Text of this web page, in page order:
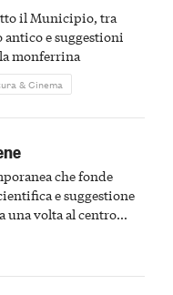
il Municipio, tra
e suggestioni
monferrina
& Cinema
che fonde
e suggestione
una volta al centro
del passato astigiano